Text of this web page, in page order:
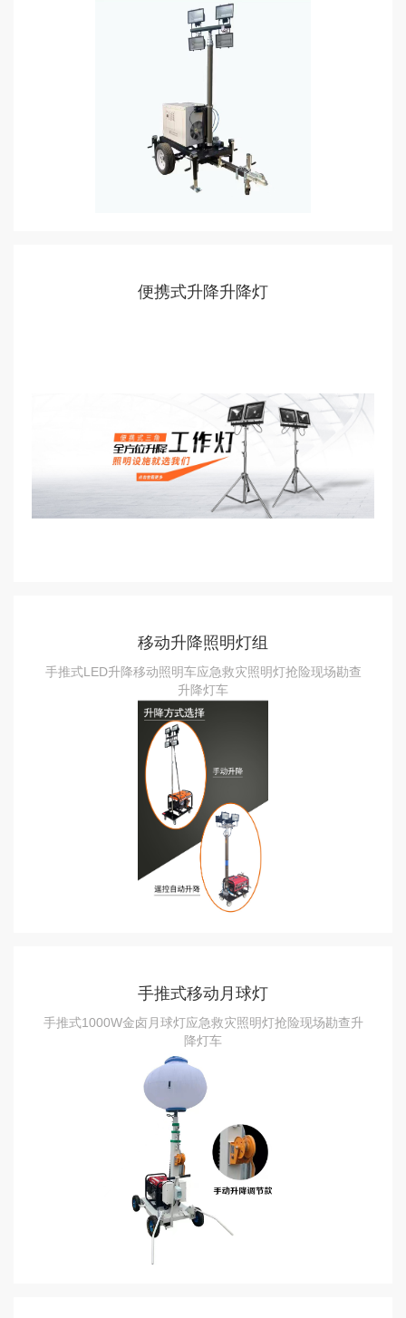
便携式升降升降灯
移动升降照明灯组
手推式LED升降移动照明车应急救灾照明灯抢险现场勘查
升降灯车
手推式移动月球灯
手推式1000W金卤月球灯应急救灾照明灯抢险现场勘查升
降灯车